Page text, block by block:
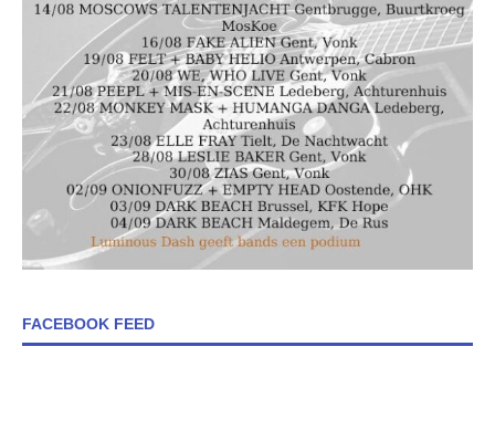
FACEBOOK FEED